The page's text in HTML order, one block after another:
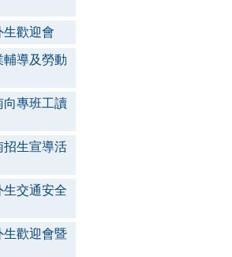
生歡迎會
輔導及勞動
向專班工讀
招生宣導活
生交通安全
生歡迎會暨